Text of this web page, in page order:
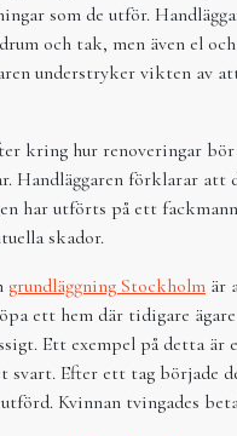
som de utför.
och tak, men även el
understryker vikten av
kring hur renoveringar
Handläggaren förklarar
har utförts på ett
skador.
grundläggning Stockholm är
ett hem där tidigare
Ett exempel på detta
svart. Efter ett tag började
Kvinnan tvingades